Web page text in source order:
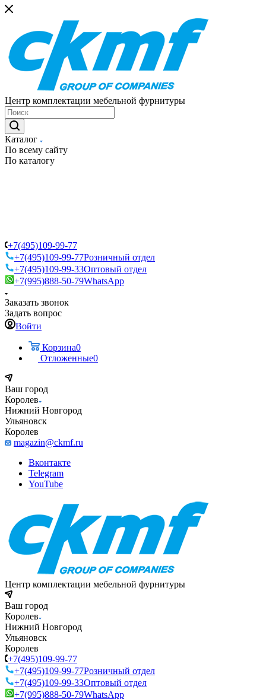
Центр комплектации мебельной фурнитуры
Каталог
По всему сайту
По каталогу
+7(495)109-99-77
+7(495)109-99-77Розничный отдел
+7(495)109-99-33Оптовый отдел
+7(995)888-50-79WhatsApp
Заказать звонок
Задать вопрос
Войти
Корзина0
Отложенные0
Ваш город
Королев
Нижний Новгород
Ульяновск
Королев
magazin@ckmf.ru
Вконтакте
Telegram
YouTube
Центр комплектации мебельной фурнитуры
Ваш город
Королев
Нижний Новгород
Ульяновск
Королев
+7(495)109-99-77
+7(495)109-99-77Розничный отдел
+7(495)109-99-33Оптовый отдел
+7(995)888-50-79WhatsApp